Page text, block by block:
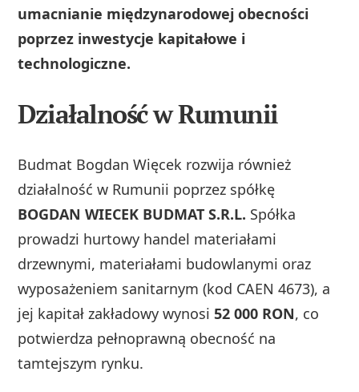
umacnianie międzynarodowej obecności
poprzez inwestycje kapitałowe i
technologiczne.
Działalność w Rumunii
Budmat Bogdan Więcek rozwija również
działalność w Rumunii poprzez spółkę
BOGDAN WIECEK BUDMAT S.R.L. Spółka
prowadzi hurtowy handel materiałami
drzewnymi, materiałami budowlanymi oraz
wyposażeniem sanitarnym (kod CAEN 4673), a
jej kapitał zakładowy wynosi52 000 RON, co
potwierdza pełnoprawną obecność na
tamtejszym rynku.